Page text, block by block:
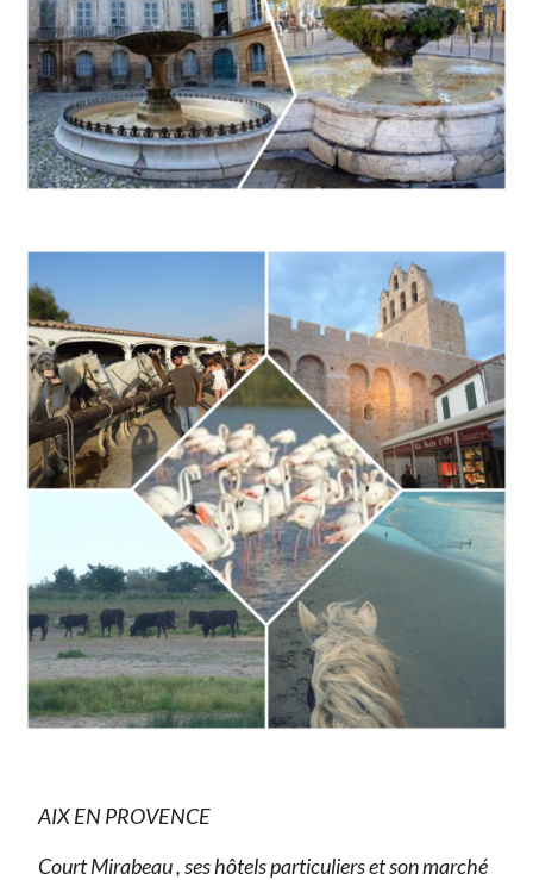
AIX EN PROVENCE
Court Mirabeau , ses hôtels particuliers et son marché